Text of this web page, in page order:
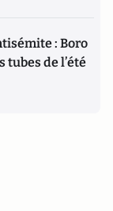
: Boro
tubes de l’été